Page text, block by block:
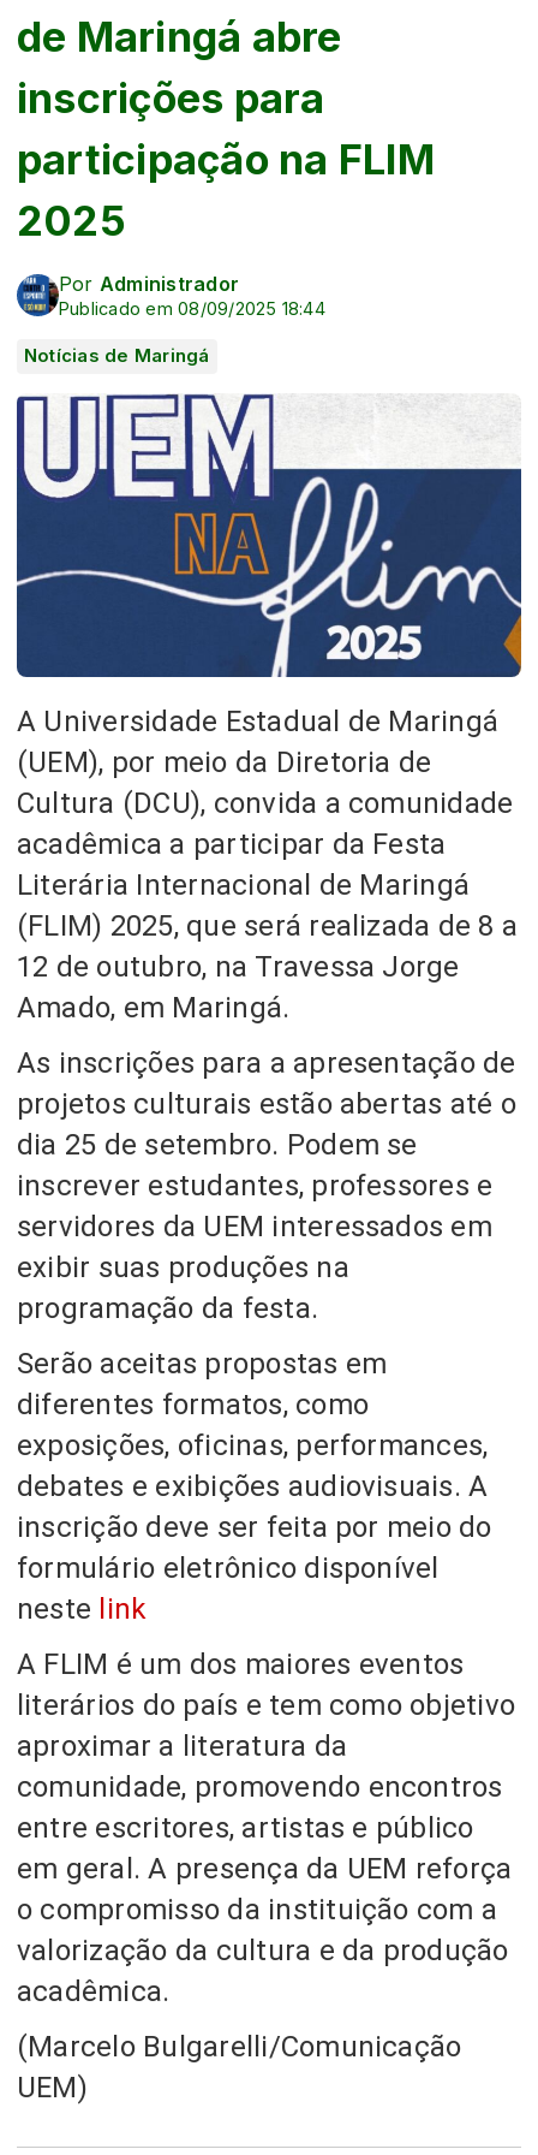
de Maringá abre
inscrições para
participação na FLIM
2025
Por Administrador
Publicado em 08/09/2025 18:44
Notícias de Maringá
A Universidade Estadual de Maringá
(UEM), por meio da Diretoria de
Cultura (DCU), convida a comunidade
acadêmica a participar da Festa
Literária Internacional de Maringá
(FLIM) 2025, que será realizada de 8 a
12 de outubro, na Travessa Jorge
Amado, em Maringá.
As inscrições para a apresentação de
projetos culturais estão abertas até o
dia 25 de setembro. Podem se
inscrever estudantes, professores e
servidores da UEM interessados em
exibir suas produções na
programação da festa.
Serão aceitas propostas em
diferentes formatos, como
exposições, oficinas, performances,
debates e exibições audiovisuais. A
inscrição deve ser feita por meio do
formulário eletrônico disponível
neste link
A FLIM é um dos maiores eventos
literários do país e tem como objetivo
aproximar a literatura da
comunidade, promovendo encontros
entre escritores, artistas e público
em geral. A presença da UEM reforça
o compromisso da instituição com a
valorização da cultura e da produção
acadêmica.
(Marcelo Bulgarelli/Comunicação
UEM)